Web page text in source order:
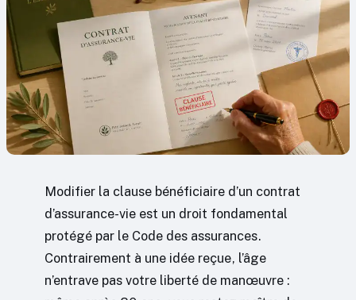
Modifier la clause bénéficiaire d’un contrat
d’assurance-vie est un droit fondamental
protégé par le Code des assurances.
Contrairement à une idée reçue, l’âge
n’entrave pas votre liberté de manœuvre :